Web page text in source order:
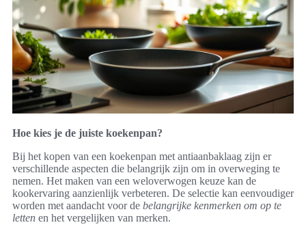
Hoe kies je de juiste koekenpan?
Bij het kopen van een koekenpan met antiaanbaklaag zijn er
verschillende aspecten die belangrijk zijn om in overweging te
nemen. Het maken van een weloverwogen keuze kan de
kookervaring aanzienlijk verbeteren. De selectie kan eenvoudiger
worden met aandacht voor de belangrijke kenmerken om op te
letten en het vergelijken van merken.